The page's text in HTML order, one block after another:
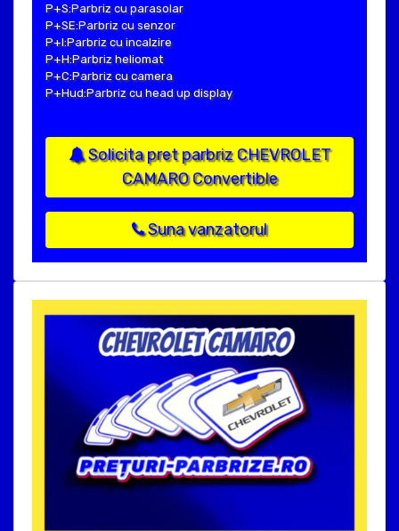
P+S:Parbriz cu parasolar
P+SE:Parbriz cu senzor
P+I:Parbriz cu incalzire
P+H:Parbriz heliomat
P+C:Parbriz cu camera
P+Hud:Parbriz cu head up display
Solicita pret parbriz CHEVROLET
CAMARO Convertible
Suna vanzatorul